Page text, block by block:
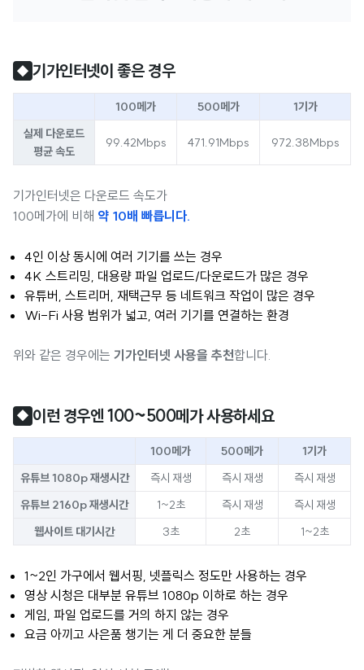
◆ 기가인터넷이 좋은 경우
100메가 500메가
1기가
실제 다운로드
평균 속도
99.42Mbps 471.91Mbps 972.38Mbps
기가인터넷은 다운로드 속도가
100메가에 비해 약 10배 빠릅니다.
4인 이상 동시에 여러 기기를 쓰는 경우
4K 스트리밍, 대용량 파일 업로드/다운로드가 많은 경우
유튜버, 스트리머, 재택근무 등 네트워크 작업이 많은 경우
Wi-Fi 사용 범위가 넓고, 여러 기기를 연결하는 환경
위와 같은 경우에는 기가인터넷 사용을 추천합니다.
◆ 이런 경우엔 100~500메가 사용하세요
100메가 500메가
1기가
유튜브 1080p 재생시간
즉시 재생 즉시 재생
즉시 재생
유튜브 2160p 재생시간
1~2초 즉시 재생
즉시 재생
웹사이트 대기시간
3초 2초 1~2초
1~2인 가구에서 웹서핑, 넷플릭스 정도만 사용하는 경우
영상 시청은 대부분 유튜브 1080p 이하로 하는 경우
게임, 파일 업로드를 거의 하지 않는 경우
요금 아끼고 사은품 챙기는 게 더 중요한 분들